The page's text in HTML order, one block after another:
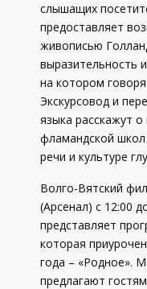
слышащих
предоставляет
живописью
выразительность
на котором
Экскурсовод и
языка расскажут
фламандской
речи и культуре
Волго-Вятский
(Арсенал) с 12:00
представляет
которая
года – «Родное».
предлагают